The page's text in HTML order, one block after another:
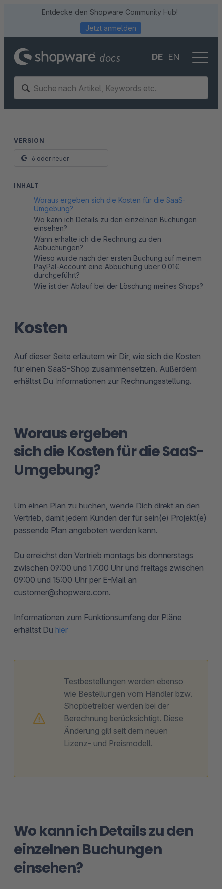
Entdecke den Shopware Community Hub!
Jetzt anmelden
DE EN
Kosten
Auf dieser Seite erläutern wir Dir, wie sich die Kosten
für einen SaaS-Shop zusammensetzen. Außerdem
erhältst Du Informationen zur Rechnungsstellung.
Woraus ergeben
sich die Kosten für die SaaS-
Umgebung?
Um einen Plan zu buchen, wende Dich direkt an den
Vertrieb, damit jedem Kunden der für sein(e) Projekt(e)
passende Plan angeboten werden kann.
Du erreichst den Vertrieb montags bis donnerstags
zwischen 09:00 und 17:00 Uhr und freitags zwischen
09:00 und 15:00 Uhr per E-Mail an
customer@shopware.com.
Informationen zum Funktionsumfang der Pläne
erhältst Du hier
Testbestellungen werden ebenso
wie Bestellungen vom Händler bzw.
Shopbetreiber werden bei der
Berechnung berücksichtigt. Diese
Änderung gilt seit dem neuen
Lizenz- und Preismodell.
Wo kann ich Details zu den
einzelnen Buchungen
einsehen?
VERSION
6 oder neuer
INHALT
Woraus ergeben sich die Kosten für die SaaS-
Umgebung?
Wo kann ich Details zu den einzelnen Buchungen
einsehen?
Wann erhalte ich die Rechnung zu den
Abbuchungen?
Wieso wurde nach der ersten Buchung auf meinem
PayPal-Account eine Abbuchung über 0,01€
durchgeführt?
Wie ist der Ablauf bei der Löschung meines Shops?